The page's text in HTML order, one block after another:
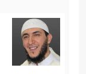
التنشئة
المجتمع
مع